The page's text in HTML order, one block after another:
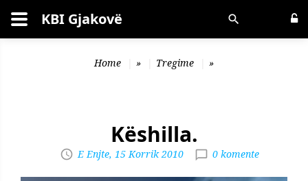
Kërko KBI Gjakovë
Home » Tregime »
Këshilla.
E Enjte, 15 Korrik 2010 0 komente